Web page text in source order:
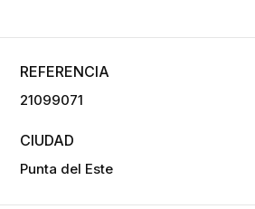
REFERENCIA
21099071
CIUDAD
Punta del Este